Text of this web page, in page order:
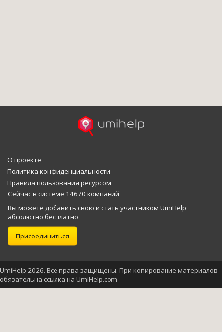
О проекте
Политика конфиденциальности
Правила пользования ресурсом
Сейчас в системе 14670 компаний
Вы можете добавить свою и стать участником UmiHelp
абсолютно бесплатно
Присоединиться
UmiHelp 2026. Все права защищены. При копирование материалов
обязательна ссылка на UmiHelp.com